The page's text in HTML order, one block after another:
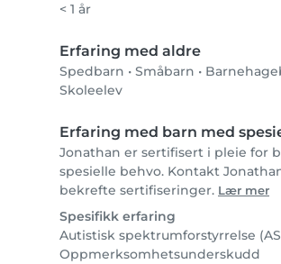
< 1 år
Erfaring med aldre
Spedbarn • Småbarn •
Skoleelev
Erfaring med barn med
Jonathan er sertifisert i pleie for
spesielle behvo. Kontakt
bekrefte sertifiseringer. Lær mer
Spesifikk erfaring
Autistisk spektrumforstyrrelse
Oppmerksomhetsunderskudd